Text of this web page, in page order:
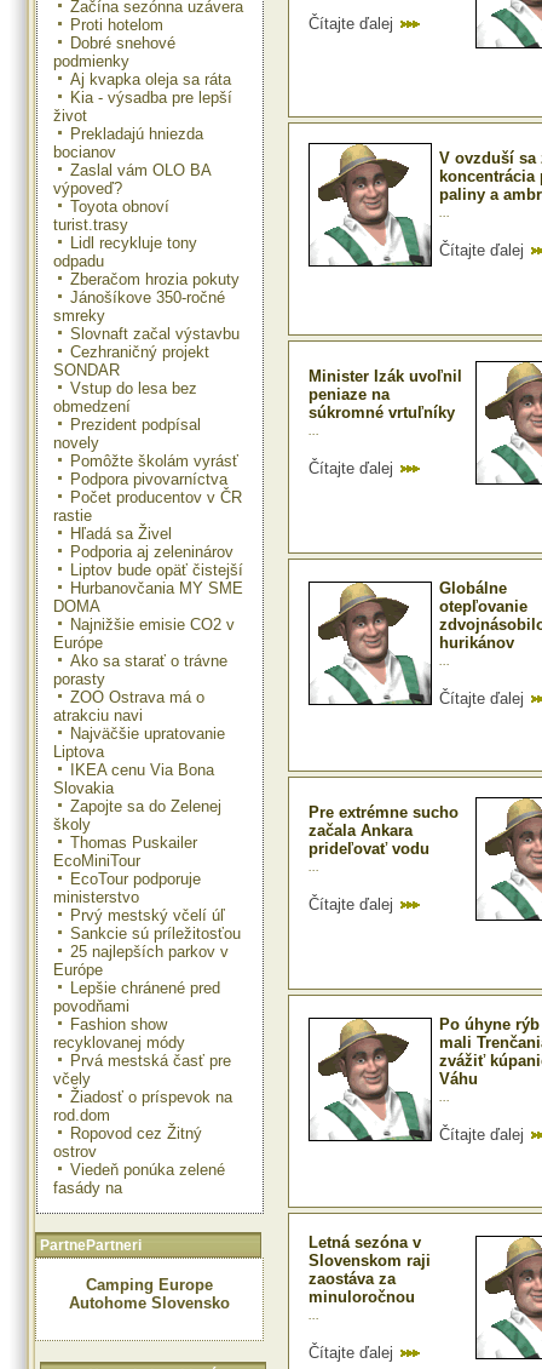
Začína sezónna uzávera
Proti hotelom
Dobré snehové
podmienky
Aj kvapka oleja sa ráta
Kia - výsadba pre lepší
život
Prekladajú hniezda
bocianov
Zaslal vám OLO BA
výpoveď?
Toyota obnoví
turist.trasy
Lidl recykluje tony
odpadu
Zberačom hrozia pokuty
Jánošíkove 350-ročné
smreky
Slovnaft začal výstavbu
Cezhraničný projekt
SONDAR
Vstup do lesa bez
obmedzení
Prezident podpísal
novely
Pomôžte školám vyrásť
Podpora pivovarníctva
Počet producentov v ČR
rastie
Hľadá sa Živel
Podporia aj zeleninárov
Liptov bude opäť čistejší
Hurbanovčania MY SME
DOMA
Najnižšie emisie CO2 v
Európe
Ako sa starať o trávne
porasty
ZOO Ostrava má o
atrakciu navi
Najväčšie upratovanie
Liptova
IKEA cenu Via Bona
Slovakia
Zapojte sa do Zelenej
školy
Thomas Puskailer
EcoMiniTour
EcoTour podporuje
ministerstvo
Prvý mestský včelí úľ
Sankcie sú príležitosťou
25 najlepších parkov v
Európe
Lepšie chránené pred
povodňami
Fashion show
recyklovanej módy
Prvá mestská časť pre
včely
Žiadosť o príspevok na
rod.dom
Ropovod cez Žitný
ostrov
Viedeň ponúka zelené
fasády na
PartnePartneri
Camping Europe
Autohome Slovensko
Čítajte ďalej
V ovzduší sa
koncentrácia
paliny a
...
Čítajte ďalej
Minister Izák uvoľnil
peniaze na
súkromné vrtuľníky
...
Čítajte ďalej
Globálne
otepľovanie
hurikánov
...
Čítajte ďalej
Pre extrémne sucho
začala Ankara
prideľovať vodu
...
Čítajte ďalej
Po úhyne
mali
zvážiť
Váhu
...
Čítajte ďalej
Letná sezóna v
Slovenskom raji
zaostáva za
minuloročnou
...
Čítajte ďalej